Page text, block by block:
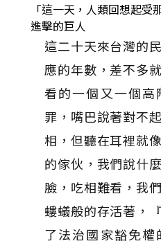
「這一天，人類回想起
進擊的巨人
這二十天來台灣的
應的年數，差不多
看的一個又一個
罪，嘴巴說著對不
相，但聽在耳裡就
的傢伙，我們說什
臉，吃相難看，我
螻蟻般的存活著，
了法治國家豁免